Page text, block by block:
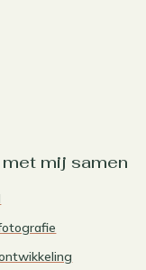
met mij samen